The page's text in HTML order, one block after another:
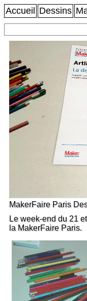
Accueil Dessins
MakerFaire Paris
Le week-end du 21
la MakerFaire Paris.